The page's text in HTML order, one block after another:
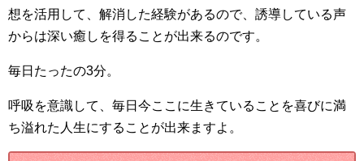
想を活用して、解消した経験があるので、誘導している声
からは深い癒しを得ることが出来るのです。
毎日たったの3分。
呼吸を意識して、毎日今ここに生きていることを喜びに満
ち溢れた人生にすることが出来ますよ。